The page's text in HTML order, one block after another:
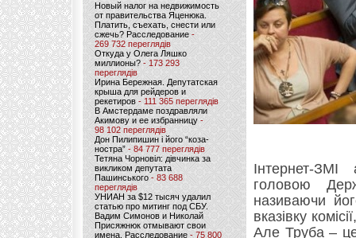
Новый налог на недвижимость
от правительства Яценюка.
Платить, съехать, снести или
сжечь? Расследование-
269 732 переглядів
Откуда у Олега Ляшко
миллионы? - 173 293
переглядів
Ирина Бережная. Депутатская
крыша для рейдеров и
рекетиров - 111 365 переглядів
В Амстердаме поздравляли
Акимову и ее избранницу -
98 102 переглядів
Дон Пилипишин і його “коза-
ностра” - 84 777 переглядів
Тетяна Чорновіл: дівчинка за
викликом депутата
Пашинського- 83 688
переглядів
УНИАН за $12 тысяч удалил
статью про митинг под СБУ.
Вадим Симонов и Николай
Присяжнюк отмывают свои
имена. Расследование - 75 800
Інтернет-
головою
називаючи
вказівку
Але Труба –